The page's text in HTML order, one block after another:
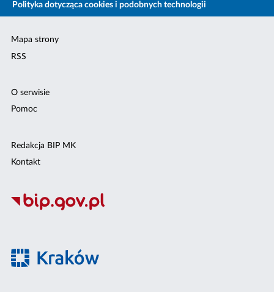
Polityka dotycząca cookies i podobnych technologii
Mapa strony
RSS
O serwisie
Pomoc
Redakcja BIP MK
Kontakt